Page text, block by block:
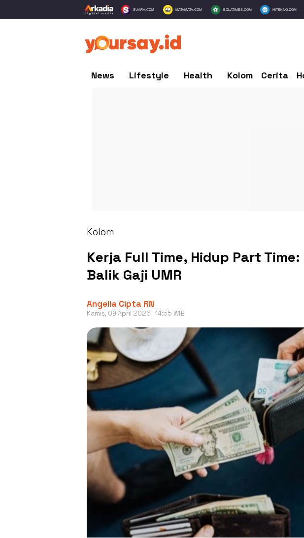
SUARA.COM MATAMATA.COM BOLATIMES.COM HITEKNO.COM
News Lifestyle Health Kolom Cerita
Kolom
Kerja Full Time, Hidup Part
Balik Gaji UMR
Angelia Cipta RN
Kamis, 09 April 2026 | 14:55 WIB